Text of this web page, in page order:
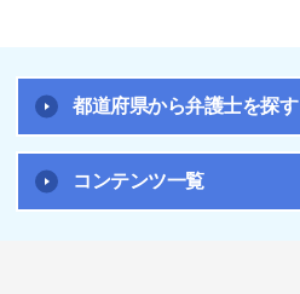
都道府県から弁護士を探す
コンテンツ一覧